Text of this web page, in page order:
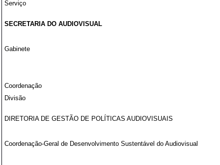
Serviço
SECRETARIA DO AUDIOVISUAL
Gabinete
Coordenação
Divisão
DIRETORIA DE GESTÃO DE POLÍTICAS AUDIOVISUAIS
Coordenação-Geral de Desenvolvimento Sustentável do Audiovisual